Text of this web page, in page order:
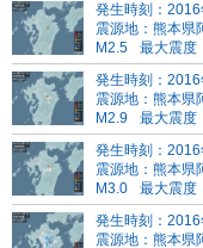
発生時刻：
震源地：熊本県
M2.5
最大震度
発生時刻：
震源地：熊本県
M2.9
最大震度
発生時刻：
震源地：熊本県
M3.0
最大震度
発生時刻：
震源地：熊本県